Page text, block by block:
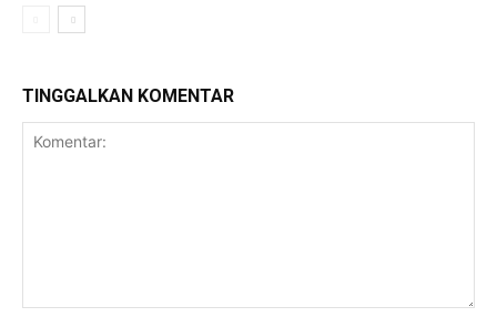
TINGGALKAN KOMENTAR